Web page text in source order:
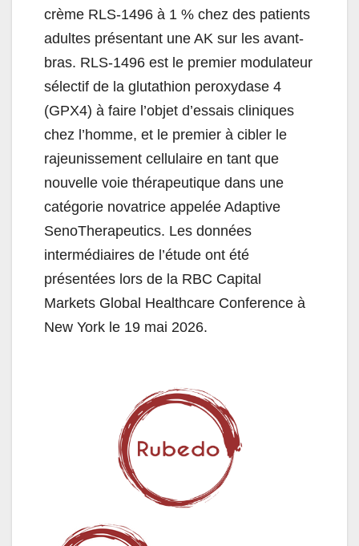
crème RLS-1496 à 1 % chez des patients
adultes présentant une AK sur les avant-
bras. RLS-1496 est le premier modulateur
sélectif de la glutathion peroxydase 4
(GPX4) à faire l’objet d’essais cliniques
chez l’homme, et le premier à cibler le
rajeunissement cellulaire en tant que
nouvelle voie thérapeutique dans une
catégorie novatrice appelée Adaptive
SenoTherapeutics. Les données
intermédiaires de l’étude ont été
présentées lors de la RBC Capital
Markets Global Healthcare Conference à
New York le 19 mai 2026.